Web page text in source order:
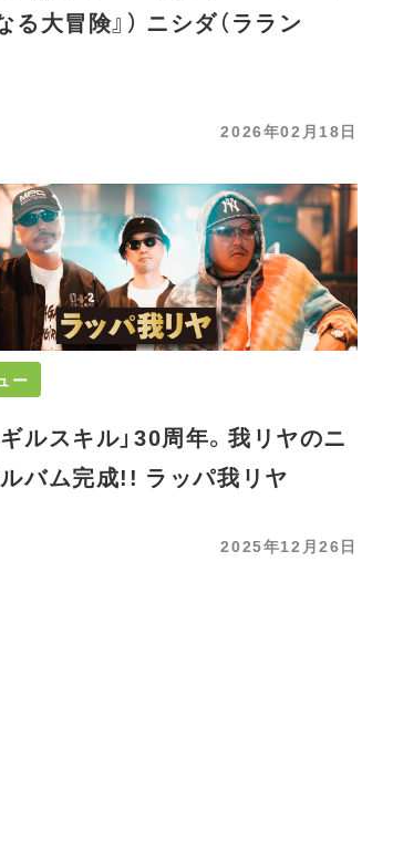
る大冒険』） ニシダ（ララン
2026年02月18日
ー
ギルスキル」30周年。我リヤのニ
ルバム完成!! ラッパ我リヤ
2025年12月26日